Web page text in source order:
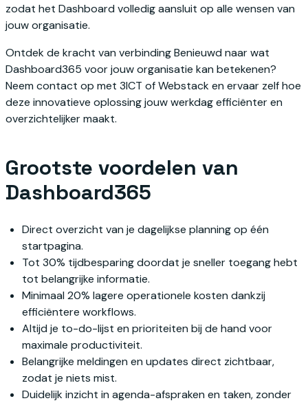
zodat het Dashboard volledig aansluit op alle wensen van
jouw organisatie.
Ontdek de kracht van verbinding Benieuwd naar wat
Dashboard365 voor jouw organisatie kan betekenen?
Neem contact op met 3ICT of Webstack en ervaar zelf hoe
deze innovatieve oplossing jouw werkdag efficiënter en
overzichtelijker maakt.
Grootste voordelen van
Dashboard365
Direct overzicht van je dagelijkse planning op één
startpagina.
Tot 30% tijdbesparing doordat je sneller toegang hebt
tot belangrijke informatie.
Minimaal 20% lagere operationele kosten dankzij
efficiëntere workflows.
Altijd je to-do-lijst en prioriteiten bij de hand voor
maximale productiviteit.
Belangrijke meldingen en updates direct zichtbaar,
zodat je niets mist.
Duidelijk inzicht in agenda-afspraken en taken, zonder